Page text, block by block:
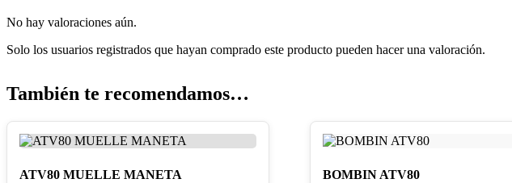
No hay valoraciones aún.
Solo los usuarios registrados que hayan comprado este producto pueden hacer una valoración.
También te recomendamos…
ATV80 MUELLE MANETA
BOMBIN ATV80